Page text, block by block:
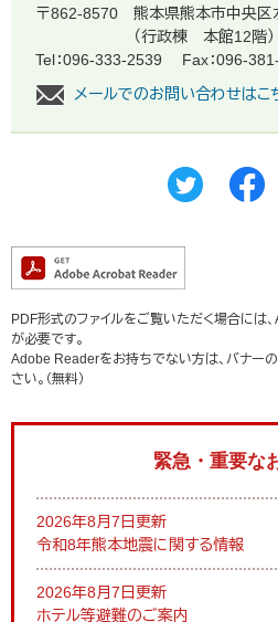
〒862-8570
熊本県熊本市中央
（行政棟 本館12階）
Tel：096-333-2539
Fax：096-
メールでのお問い合わせはこ
PDF形式のファイルをご覧いただく場合には
が必要です。
Adobe Readerをお持ちでない方は、バナーの
さい。（無料）
緊急・重要な
2026年8月7日更新
令和8年熊本地震に関する情報
2026年8月7日更新
ホテル等避難のご案内